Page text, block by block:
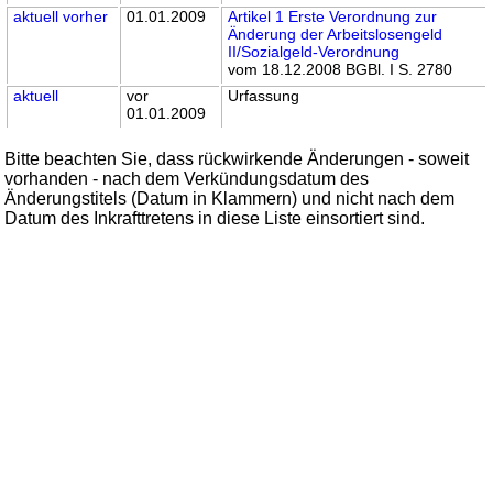
aktuell vorher 01.01.2009
Artikel 1 Erste Verordnung zur
Änderung der Arbeitslosengeld
II/Sozialgeld-Verordnung
vom 18.12.2008 BGBl. I S. 2780
aktuell
vor
01.01.2009
Urfassung
Bitte beachten Sie, dass rückwirkende Änderungen - soweit
vorhanden - nach dem Verkündungsdatum des
Änderungstitels (Datum in Klammern) und nicht nach dem
Datum des Inkrafttretens in diese Liste einsortiert sind.